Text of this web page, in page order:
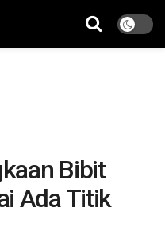
Bibit
Ada Titik